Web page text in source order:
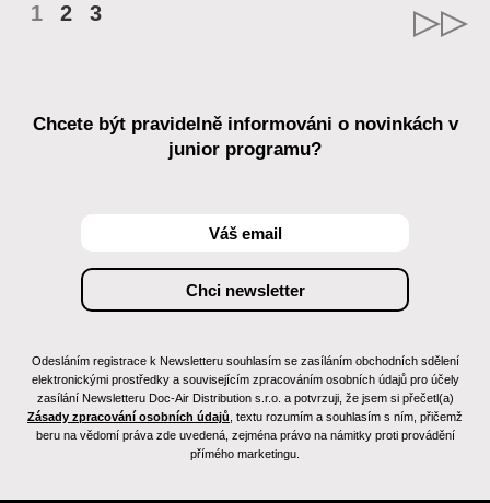
1 2 3
Chcete být pravidelně informováni o novinkách v
junior programu?
Odesláním registrace k Newsletteru souhlasím se zasíláním obchodních sdělení
elektronickými prostředky a souvisejícím zpracováním osobních údajů pro účely
zasílání Newsletteru Doc-Air Distribution s.r.o. a potvrzuji, že jsem si přečetl(a)
Zásady zpracování osobních údajů , textu rozumím a souhlasím s ním, přičemž
beru na vědomí práva zde uvedená, zejména právo na námitky proti provádění
přímého marketingu.